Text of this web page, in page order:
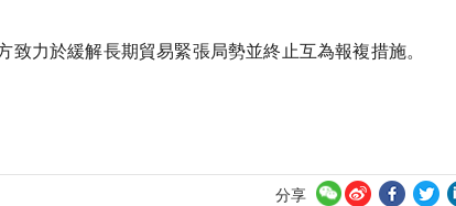
力於緩解長期貿易緊張局勢並終止互為報複措施。
分享